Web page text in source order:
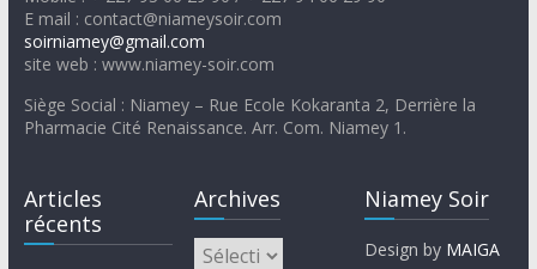
E mail : contact@niameysoir.com
soirniamey@gmail.com
site web : www.niamey-soir.com
Siège Social : Niamey – Rue Ecole Kokaranta 2, Derrière la
Pharmacie Cité Renaissance. Arr. Com. Niamey 1.
Articles
récents
Archives Niamey Soir
Design by MAIGA